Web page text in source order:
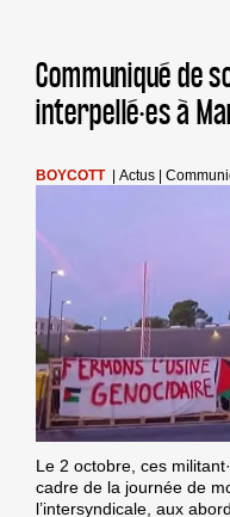
Communiqué de
interpellé·es à
BOYCOTT |Actus |
Le 2 octobre, ces
cadre de la journée de
l’intersyndicale, aux